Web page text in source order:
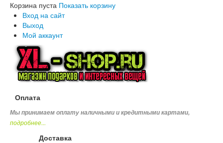
Корзина пуста Показать корзину
Вход на сайт
Выход
Мой аккаунт
Оплата
Мы принимаем оплату наличными и кредитными картами,
подробнее...
Доставка